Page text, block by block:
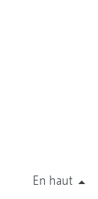
En haut